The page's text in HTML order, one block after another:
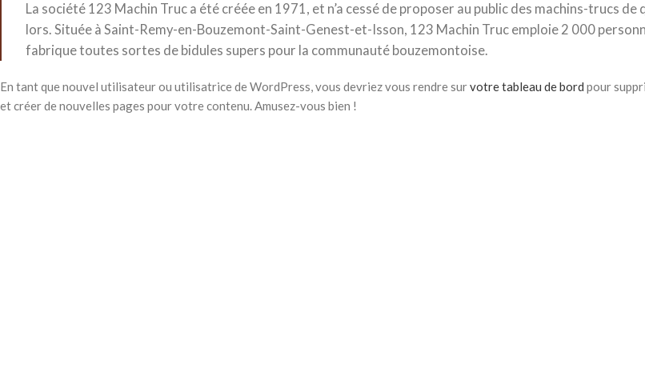
La société 123 Machin Truc a été créée en 1971, et n’a cessé de proposer au public des machins-trucs de
lors. Située à Saint-Remy-en-Bouzemont-Saint-Genest-et-Isson, 123 Machin Truc emploie 2 000
fabrique toutes sortes de bidules supers pour la communauté bouzemontoise.
En tant que nouvel utilisateur ou utilisatrice de WordPress, vous devriez vous rendre survotre tableau de bord pour
et créer de nouvelles pages pour votre contenu. Amusez-vous bien !